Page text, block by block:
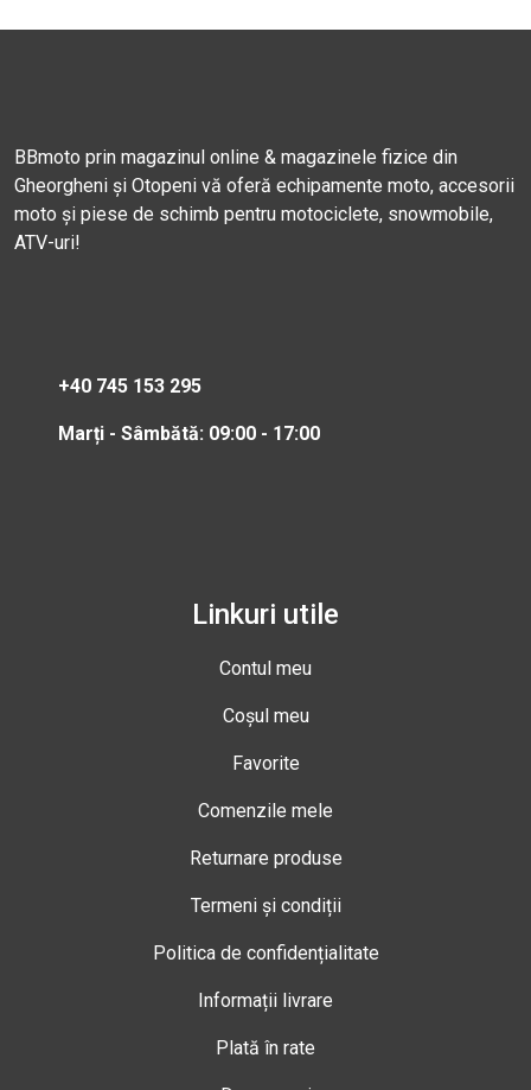
BBmoto prin magazinul online & magazinele fizice din
Gheorgheni și Otopeni vă oferă echipamente moto, accesorii
moto și piese de schimb pentru motociclete, snowmobile,
ATV-uri!
+40 745 153 295
Marți - Sâmbătă: 09:00 - 17:00
Linkuri utile
Contul meu
Coșul meu
Favorite
Comenzile mele
Returnare produse
Termeni și condiții
Politica de confidențialitate
Informații livrare
Plată în rate